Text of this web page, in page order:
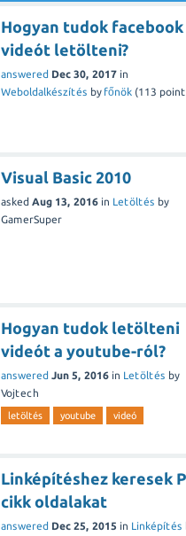
Hogyan tudok facebook
videót letölteni?
answered Dec 30, 2017 in
Weboldalkészítés by főnök (113
Visual Basic 2010
asked Aug 13, 2016 in Letöltés by
GamerSuper
Hogyan tudok letölteni
videót a youtube-ról?
answered Jun 5, 2016 in Letöltés by
Vojtech
letöltés youtube videó
Linképítéshez keresek
cikk oldalakat
answered Dec 25, 2015 in Linképítés